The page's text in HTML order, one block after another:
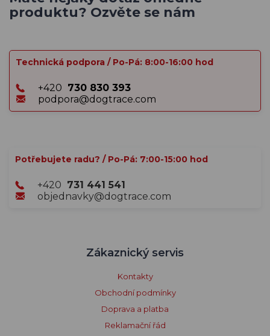
produktu? Ozvěte se nám
Technická podpora / Po-Pá: 8:00-16:00 hod
+420 730 830 393
podpora@dogtrace.com
Potřebujete radu? / Po-Pá: 7:00-15:00 hod
+420 731 441 541
objednavky@dogtrace.com
Zákaznický servis
Kontakty
Obchodní podmínky
Doprava a platba
Reklamační řád